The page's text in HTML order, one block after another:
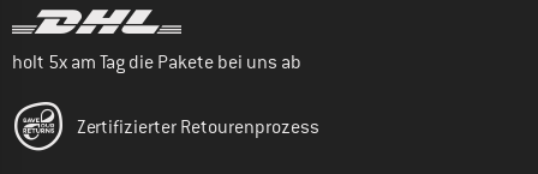
holt 5x am Tag die Pakete bei uns ab
Zertifizierter Retourenprozess